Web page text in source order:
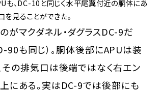
も、DC-10と同じく水平尾翼付近の胴体にあ
を見ることができた。
がマクダネル・ダグラスDC-9だ
90も同じ）。胴体後部にAPUは装
その排気口は後端ではなく右エン
にある。実はDC-9では後部にも